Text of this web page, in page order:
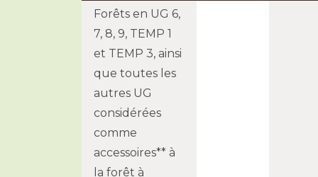
Forêts en UG 6,
7, 8, 9, TEMP 1
et TEMP 3, ainsi
que toutes les
autres UG
considérées
comme
accessoires** à
la forêt à